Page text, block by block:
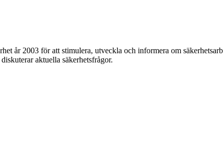
år 2003 för att stimulera, utveckla och informera om
aktuella säkerhetsfrågor.